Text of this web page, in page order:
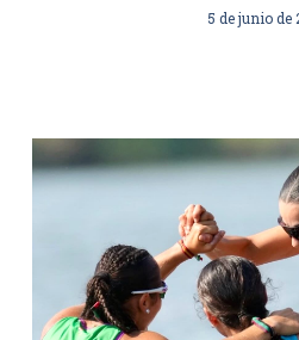
5 de junio de